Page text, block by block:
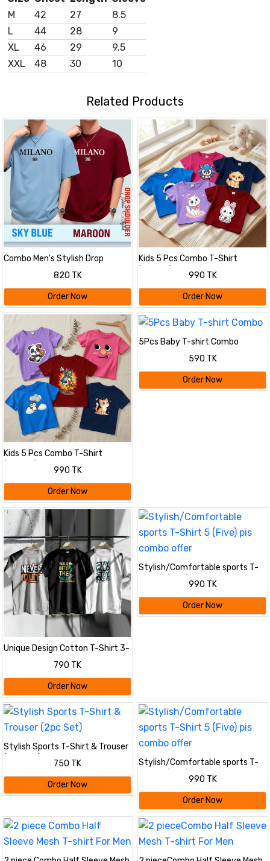
M
42 27
8.5
L
44 28
9
XL
46 29
9.5
XXL
48 30 10
Related Products
Combo Men's Stylish Drop
Shoulder- Milano
820 TK
Order Now
Kids 5 Pcs Combo T-Shirt
990 TK
Order Now
Kids 5 Pcs Combo T-Shirt
990 TK
Order Now
5Pcs Baby T-shirt Combo
590 TK
Order Now
Unique Design Cotton T-Shirt 3-
Piece Combo Pack
790 TK
Order Now
Stylish/Comfortable sports T-
Shirt 5 (Five) pis combo offer
990 TK
Order Now
Stylish Sports T-Shirt & Trouser
750 TK
Order Now
Stylish/Comfortable sports T-
Shirt 5 (Five) pis combo offer
990 TK
Order Now